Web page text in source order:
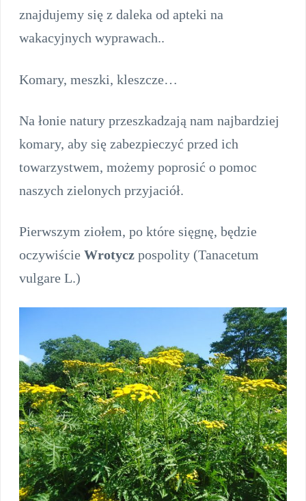
znajdujemy się z daleka od apteki na
wakacyjnych wyprawach..
Komary, meszki, kleszcze…
Na łonie natury przeszkadzają nam najbardziej
komary, aby się zabezpieczyć przed ich
towarzystwem, możemy poprosić o pomoc
naszych zielonych przyjaciół.
Pierwszym ziołem, po które sięgnę, będzie
oczywiście Wrotycz pospolity (Tanacetum
vulgare L.)